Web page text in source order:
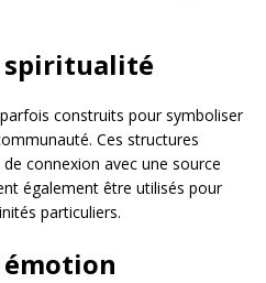
construits pour symboliser
Ces structures
connexion avec une source
également être utilisés pour
particuliers.